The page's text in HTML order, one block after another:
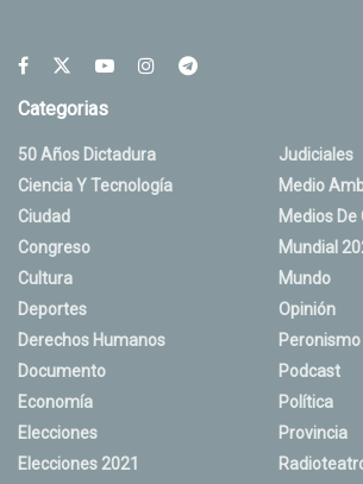
Categorias
50 Años Dictadura
Ciencia Y Tecnología
Ciudad
Congreso
Cultura
Deportes
Derechos Humanos
Documento
Economía
Elecciones
Elecciones 2021
Judiciales
Medio
Medios
Mundial
Mundo
Opinión
Podcast
Política
Provincia